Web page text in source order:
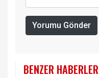
Yorumu Gönder
BENZER HABERLER